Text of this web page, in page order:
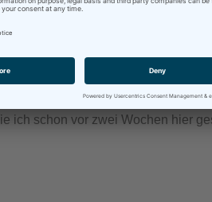
remote
ich schon vor zwei Wochen hier